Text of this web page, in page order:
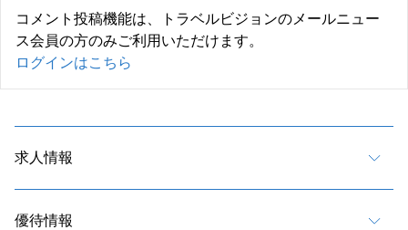
コメント投稿機能は、トラベルビジョンのメールニュー
ス会員の方のみご利用いただけます。
ログインはこちら
求人情報
優待情報